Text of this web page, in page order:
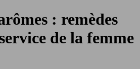
: remèdes
de la femme